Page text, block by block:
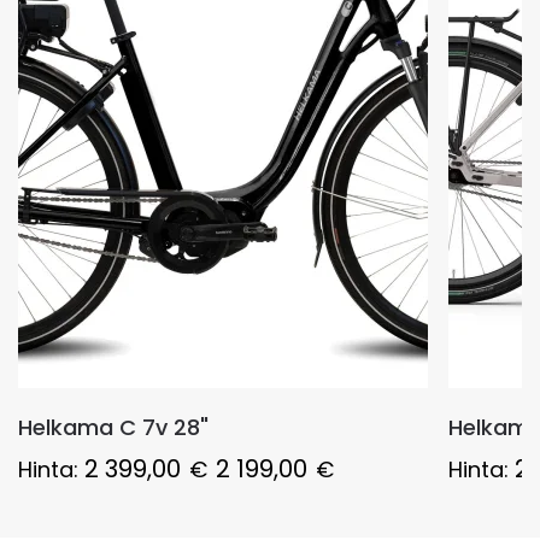
Helkama C 7v 28"
Hinta: 2 399,00 € 2 199,00 €
Hinta: 2